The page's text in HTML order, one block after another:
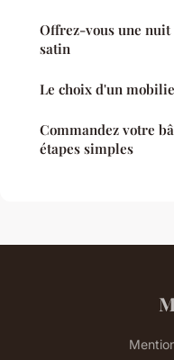
Offrez-vous une
satin
Le choix d'un
Commandez votre
étapes simples